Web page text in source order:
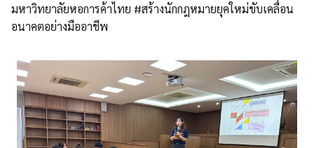
มหาวิทยาลัยหอการค้าไทย #สร้างนักกฎหมายยุคใหม่ขับเคลื่อน
อนาคตอย่างมืออาชีพ